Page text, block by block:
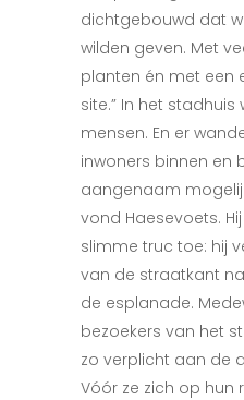
dichtgebouwd dat
wilden geven. Met
planten én met een
site.” In het stadhuis
mensen. En er
inwoners binnen en
aangenaam
vond Haesevoets.
slimme truc toe: hij
van de straatkant
de esplanade.
bezoekers van het
zo verplicht aan de
Vóór ze zich op hun